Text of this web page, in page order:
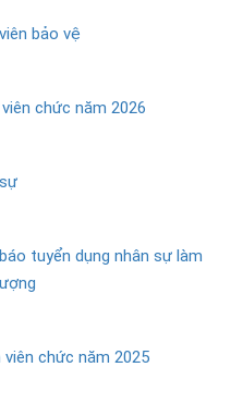
bảo vệ
chức năm 2026
tuyển dụng nhân sự làm
chức năm 2025